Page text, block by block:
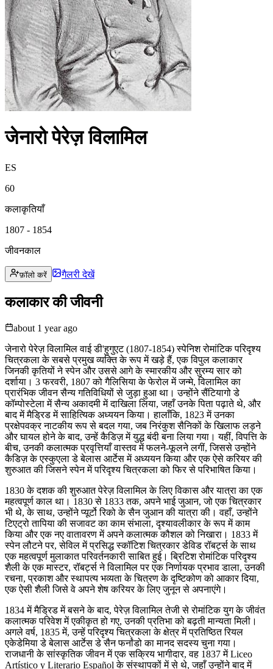
जेनारो पेरेज़ विलामिल
ES
60
कलाकृतियाँ
1807 - 1854
जीवनकाल
फ़ॉलो करें गैलरी देखें
कलाकार की जीवनी
about 1 year ago
जेनारो पेरेज़ विलामिल वाई डी'हुगुएट (1807-1854) स्पेनिश रोमांटिक परिदृश्य
चित्रकला के सबसे प्रमुख व्यक्ति के रूप में खड़े हैं, एक विपुल कलाकार
जिनकी कृतियों ने स्पेन और उससे आगे के स्मारकीय और सुरम्य सार को
दर्शाया। 3 फरवरी, 1807 को गैलिसिया के फेरोल में जन्मे, विलामिल का
प्रारंभिक जीवन सैन्य गतिविधियों से जुड़ा हुआ था। उन्होंने सैंटियागो डे
कॉम्पोस्टेला में सैन्य अकादमी में दाखिला लिया, जहाँ उनके पिता पढ़ाते थे, और
बाद में मैड्रिड में साहित्यिक अध्ययन किया। हालाँकि, 1823 में उनका
प्रक्षेपवक्र नाटकीय रूप से बदल गया, जब निरंकुश सैनिकों के खिलाफ लड़ने
और घायल होने के बाद, उन्हें कैडिज़ में युद्ध बंदी बना लिया गया। यहीं, विपत्ति के
बीच, उनकी कलात्मक प्रवृत्तियाँ वास्तव में फलने-फूलने लगीं, जिससे उन्होंने
कैडिज़ के एस्कुएला डे बेलास आर्टेस में अध्ययन किया और एक ऐसे करियर की
शुरुआत की जिसने स्पेन में परिदृश्य चित्रकला को फिर से परिभाषित किया।
1830 के दशक की शुरुआत पेरेज़ विलामिल के लिए विकास और यात्रा का एक
महत्वपूर्ण काल था। 1830 से 1833 तक, अपने भाई जुआन, जो एक चित्रकार
भी थे, के साथ, उन्होंने प्यूर्टो रिको के सैन जुआन की यात्रा की। वहाँ, उन्होंने
टिएट्रो तापिया की सजावट का काम संभाला, दृश्यावलीकार के रूप में काम
किया और एक नए वातावरण में अपने कलात्मक कौशल को निखारा। 1833 में
स्पेन लौटने पर, सेविल में प्रसिद्ध स्कॉटिश चित्रकार डेविड रॉबर्ट्स के साथ
एक महत्वपूर्ण मुलाकात परिवर्तनकारी साबित हुई। ब्रिटिश रोमांटिक परिदृश्य
शैली के एक मास्टर, रॉबर्ट्स ने विलामिल पर एक निर्णायक प्रभाव डाला, उनकी
रचना, प्रकाश और स्थापत्य भव्यता के चित्रण के दृष्टिकोण को आकार दिया,
एक ऐसी शैली जिसे वे अपने शेष करियर के लिए जुनून से अपनाएंगे।
1834 में मैड्रिड में बसने के बाद, पेरेज़ विलामिल तेजी से रोमांटिक युग के जीवंत
कलात्मक परिवेश में एकीकृत हो गए, उनकी प्रतिभा को बढ़ती मान्यता मिली।
अगले वर्ष, 1835 में, उन्हें परिदृश्य चित्रकला के क्षेत्र में प्रतिष्ठित रियल
एकेडेमिया डे बेलास आर्टेस डे सैन फर्नांडो का मानद सदस्य चुना गया।
राजधानी के सांस्कृतिक जीवन में एक सक्रिय भागीदार, वह 1837 में Liceo
Artístico y Literario Español के संस्थापकों में से थे, जहाँ उन्होंने बाद में